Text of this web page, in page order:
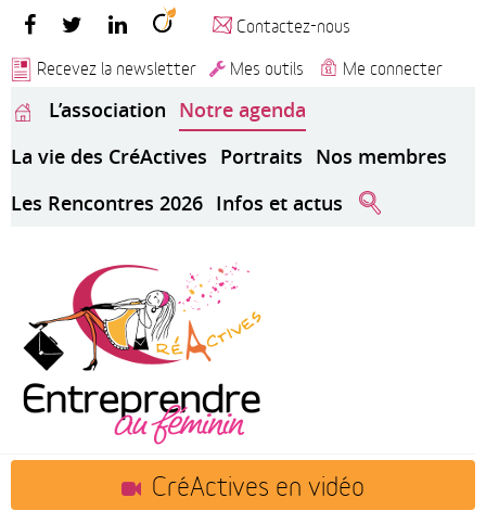
Contactez-nous
Recevez la newsletter
Mes outils Me connecter
L’association Notre agenda
La vie des CréActives Portraits Nos membres
Les Rencontres 2026 Infos et actus
CréActives en vidéo